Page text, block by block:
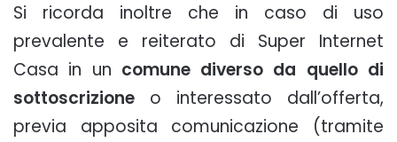
Si ricorda inoltre che in caso di uso
prevalente e reiterato di Super Internet
Casa in un comune diverso da quello di
sottoscrizione o interessato dall’offerta,
previa apposita comunicazione (tramite